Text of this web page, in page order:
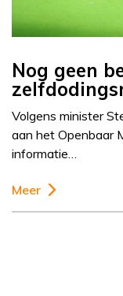
Nog geen
Volgens minister
aan het Openbaar
informatie…
Meer